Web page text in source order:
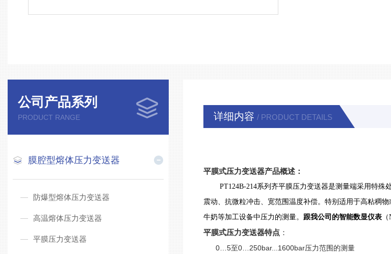
公司产品系列
PRODUCT RANGE
膜腔型熔体压力变送器
防爆型熔体压力变送器
高温熔体压力变送器
平膜压力变送器
详细内容 / PRODUCT DETAILS
平膜式压力变送器产品概述：
PT124B-214系列齐平膜压力变送器是测量端采用特殊
震动、抗微粒冲击、宽范围温度补偿。特别适用于高粘稠
牛奶等加工设备中压力的测量。 跟我公司的智能数显仪表
平膜式压力变送器特点 ：
0…5至0…250bar...1600bar压力范围的测量